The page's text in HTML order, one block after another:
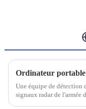
Une équipe de détection
signaux radar de l'armée